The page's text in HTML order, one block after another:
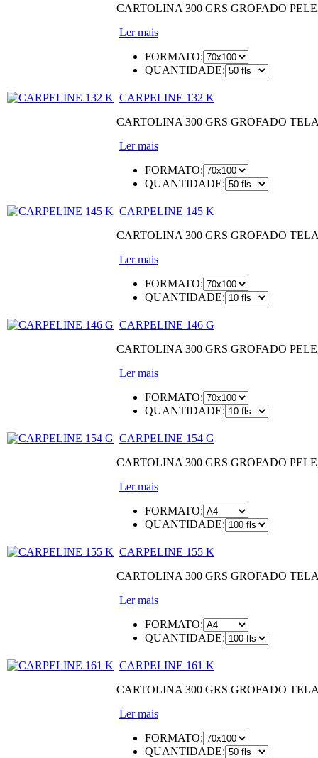
CARTOLINA 300 GRS GROFADO
Ler mais
FORMATO:
QUANTIDADE:
CARPELINE 132 K
CARTOLINA 300 GRS GROFADO
Ler mais
FORMATO:
QUANTIDADE:
CARPELINE 145 K
CARTOLINA 300 GRS GROFADO
Ler mais
FORMATO:
QUANTIDADE:
CARPELINE 146 G
CARTOLINA 300 GRS GROFADO
Ler mais
FORMATO:
QUANTIDADE:
CARPELINE 154 G
CARTOLINA 300 GRS GROFADO
Ler mais
FORMATO:
QUANTIDADE:
CARPELINE 155 K
CARTOLINA 300 GRS GROFADO
Ler mais
FORMATO:
QUANTIDADE:
CARPELINE 161 K
CARTOLINA 300 GRS GROFADO
Ler mais
FORMATO:
QUANTIDADE: